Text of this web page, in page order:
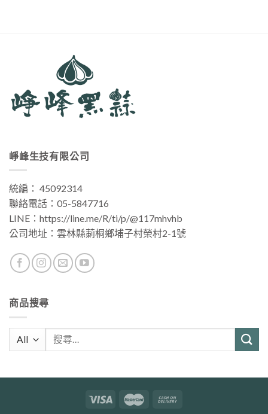
崢峰生技有限公司
統編： 45092314
聯絡電話： 05-5847716
LINE： https://line.me/R/ti/p/@117mhvhb
公司地址： 雲林縣莿桐鄉埔子村榮村2-1號
商品搜尋
搜
尋
鍵